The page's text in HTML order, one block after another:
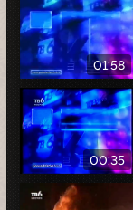
01:58
00:35